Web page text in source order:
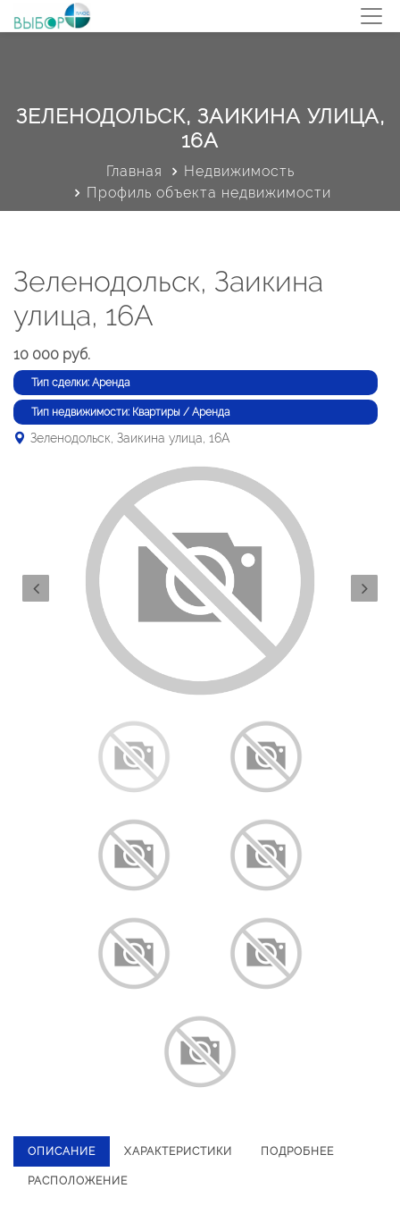
ЗЕЛЕНОДОЛЬСК, ЗАИКИНА УЛИЦА,
16А
Главная
Недвижимость
Профиль объекта недвижимости
Зеленодольск, Заикина
улица, 16А
10 000 руб.
Тип сделки: Аренда
Тип недвижимости: Квартиры / Аренда
Зеленодольск, Заикина улица, 16А
ОПИСАНИЕ ХАРАКТЕРИСТИКИ ПОДРОБНЕЕ
РАСПОЛОЖЕНИЕ